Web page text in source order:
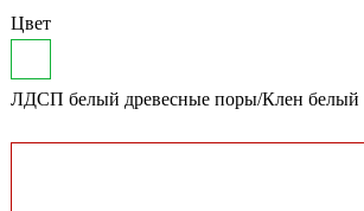
Цвет
ЛДСП белый древесные поры/Клен белый